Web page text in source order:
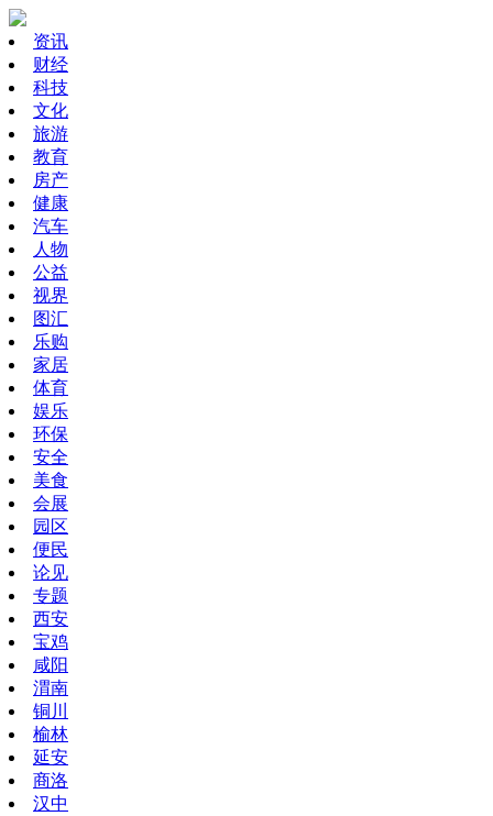
资讯
财经
科技
文化
旅游
教育
房产
健康
汽车
人物
公益
视界
图汇
乐购
家居
体育
娱乐
环保
安全
美食
会展
园区
便民
论见
专题
西安
宝鸡
咸阳
渭南
铜川
榆林
延安
商洛
汉中